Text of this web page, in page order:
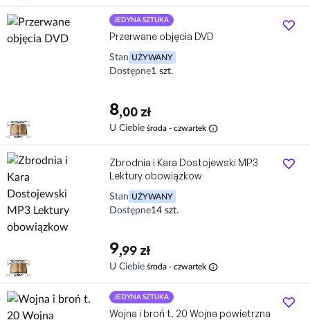
JEDYNA SZTUKA
Przerwane objęcia DVD
Stan UŻYWANY
Dostępne1 szt.
8,00 zł
U Ciebie środa - czwartek info
Zbrodnia i Kara Dostojewski MP3
Lektury obowiązkow
Stan UŻYWANY
Dostępne14 szt.
9,99 zł
U Ciebie środa - czwartek info
JEDYNA SZTUKA
Wojna i broń t. 20 Wojna powietrzna